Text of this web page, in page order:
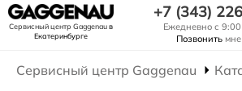
Сервисный центр Gaggenauв
Екатеринбурге
+7 (343)
Ежедневно с
Позвонить
Сервисный центр Gaggenau